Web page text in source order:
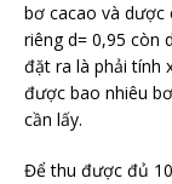
bơ cacao và dược
riêng d= 0,95 còn
đặt ra là phải tính
được bao nhiêu
cần lấy.
Để thu được đủ